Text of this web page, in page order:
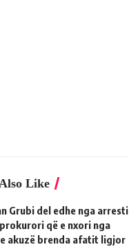
Like
Grubi del edhe nga arresti
që e nxori nga
akuzë brenda afatit ligjor